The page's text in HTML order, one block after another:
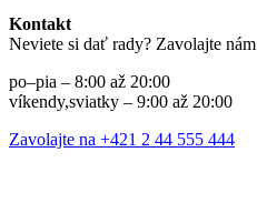
Kontakt
Neviete si dať rady? Zavolajte nám
po–pia – 8:00 až 20:00
víkendy,sviatky – 9:00 až 20:00
Zavolajte na +421 2 44 555 444